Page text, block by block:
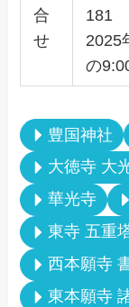
合
せ
181
2025
の
豊国神社
大徳寺 大
華光寺
東寺 五重
西本願寺
東本願寺